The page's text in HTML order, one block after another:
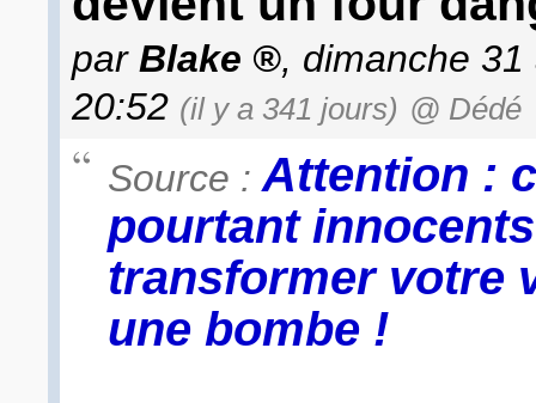
par Blake
, dimanche
20:52 (il y a 341 jours) @ Dédé
Source : Attention :
pourtant
transformer votre
une bombe !